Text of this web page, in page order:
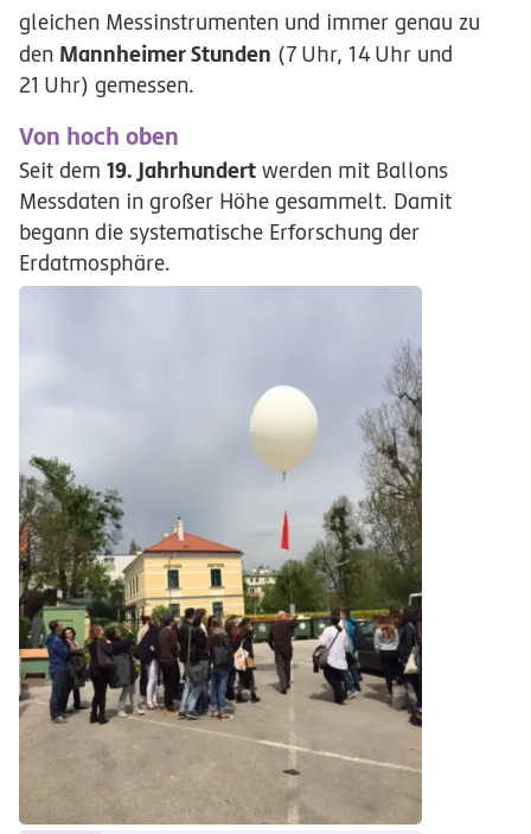
gleichen Messinstrumenten und immer genau zu
den Mannheimer Stunden (7 Uhr, 14Uhr und
21 Uhr) gemessen.
Von hoch oben
Seit dem 19. Jahrhundert werden mit Ballons
Messdaten in großer Höhe gesammelt. Damit
begann die systematische Erforschung der
Erdatmosphäre.